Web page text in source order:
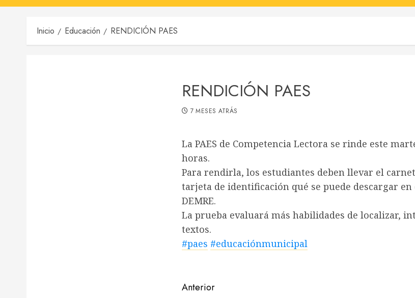
Inicio Educación RENDICIÓN PAES
RENDICIÓN PAES
7 MESES ATRÁS
La PAES de Competencia Lectora se rinde este
horas.
Para rendirla, los estudiantes deben llevar el
tarjeta de identificación qué se puede descargar
DEMRE.
La prueba evaluará más habilidades de localizar,
textos.
#paes #educaciónmunicipal
Navegación
Anterior